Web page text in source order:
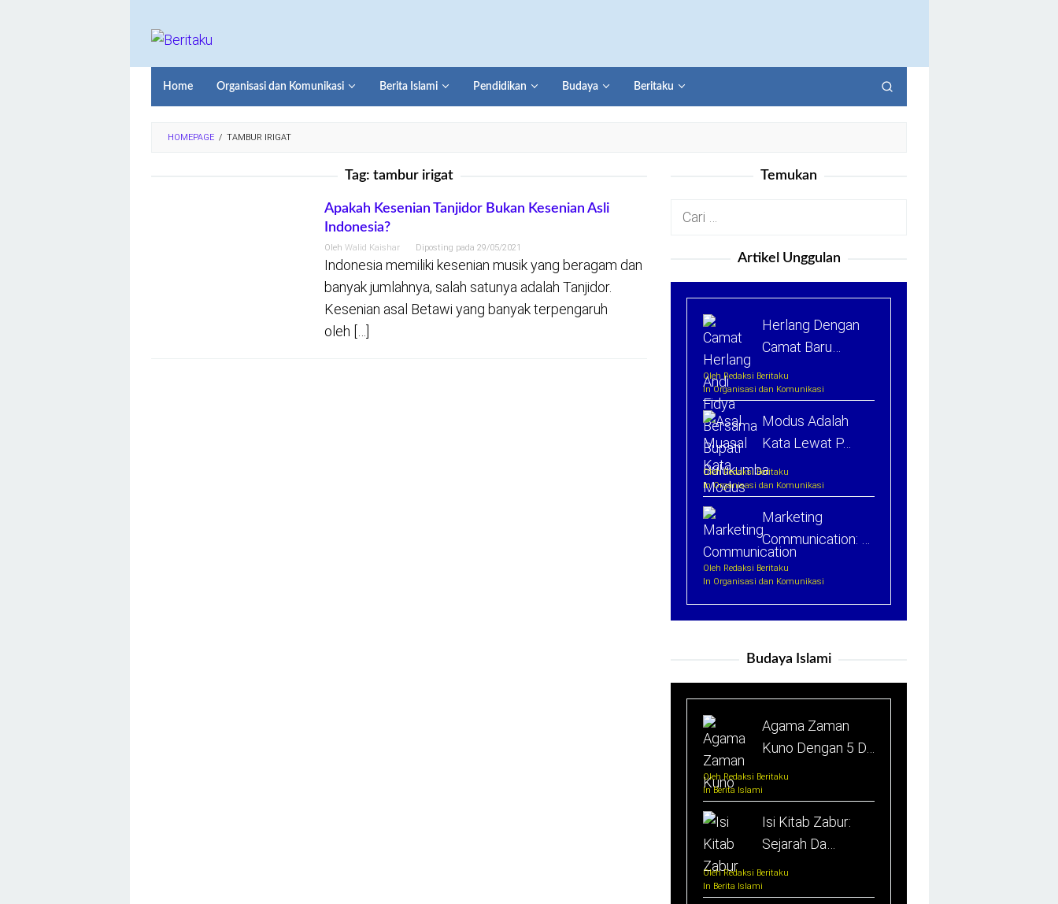
Home Organisasi dan Komunikasi Berita Islami Pendidikan Budaya Beritaku
HOMEPAGE / TAMBUR IRIGAT
Tag: tambur irigat
Apakah Kesenian Tanjidor Bukan Kesenian Asli
Indonesia?
Oleh Walid Kaishar Diposting pada 29/05/2021
Indonesia memiliki kesenian musik yang beragam dan
banyak jumlahnya, salah satunya adalah Tanjidor.
Kesenian asal Betawi yang banyak terpengaruh
oleh […]
Temukan
Cari
Artikel Unggulan
Herlang Dengan
Camat Baru…
Oleh Redaksi Beritaku
In Organisasi dan Komunikasi
Modus Adalah
Kata Lewat P…
Oleh Redaksi Beritaku
In Organisasi dan Komunikasi
Marketing
Communication: …
Oleh Redaksi Beritaku
In Organisasi dan Komunikasi
Budaya Islami
Agama Zaman
Kuno Dengan 5 D…
Oleh Redaksi Beritaku
In Berita Islami
Isi Kitab Zabur:
Sejarah Da…
Oleh Redaksi Beritaku
In Berita Islami